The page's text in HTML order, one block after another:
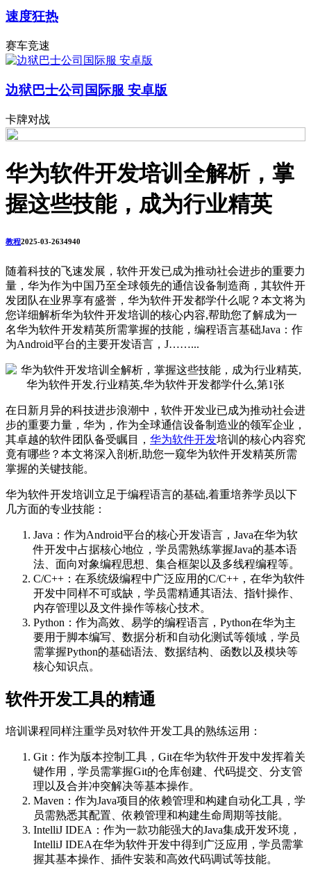
速度狂热
赛车竞速
边狱巴士公司国际服 安卓版
卡牌对战
华为软件开发培训全解析，掌
握这些技能，成为行业精英
教程2025-03-2634940
随着科技的飞速发展，软件开发已成为推动社会进步的重要力
量，华为作为中国乃至全球领先的通信设备制造商，其软件开
发团队在业界享有盛誉，华为软件开发都学什么呢？本文将为
您详细解析华为软件开发培训的核心内容,帮助您了解成为一
名华为软件开发精英所需掌握的技能，编程语言基础Java：作
为Android平台的主要开发语言，J……...
在日新月异的科技进步浪潮中，软件开发业已成为推动社会进
步的重要力量，华为，作为全球通信设备制造业的领军企业，
其卓越的软件团队备受瞩目， 华为软件开发培训的核心内容究
竟有哪些？本文将深入剖析,助您一窥华为软件开发精英所需
掌握的关键技能。
华为软件开发培训立足于编程语言的基础,着重培养学员以下
几方面的专业技能：
Java：作为Android平台的核心开发语言，Java在华为软
件开发中占据核心地位，学员需熟练掌握Java的基本语
法、面向对象编程思想、集合框架以及多线程编程等。
C/C++：在系统级编程中广泛应用的C/C++，在华为软件
开发中同样不可或缺，学员需精通其语法、指针操作、
内存管理以及文件操作等核心技术。
Python：作为高效、易学的编程语言，Python在华为主
要用于脚本编写、数据分析和自动化测试等领域，学员
需掌握Python的基础语法、数据结构、函数以及模块等
核心知识点。
软件开发工具的精通
培训课程同样注重学员对软件开发工具的熟练运用：
Git：作为版本控制工具，Git在华为软件开发中发挥着关
键作用，学员需掌握Git的仓库创建、代码提交、分支管
理以及合并冲突解决等基本操作。
Maven：作为Java项目的依赖管理和构建自动化工具，学
员需熟悉其配置、依赖管理和构建生命周期等技能。
IntelliJ IDEA：作为一款功能强大的Java集成开发环境，
IntelliJ IDEA在华为软件开发中得到广泛应用，学员需掌
握其基本操作、插件安装和高效代码调试等技能。